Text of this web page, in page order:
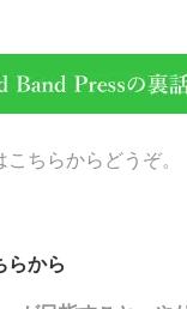
ちらからどうぞ。
らから